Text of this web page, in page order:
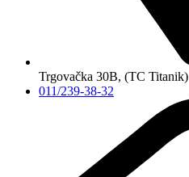
Trgovačka 30B, (TC Titanik)
011/239-38-32